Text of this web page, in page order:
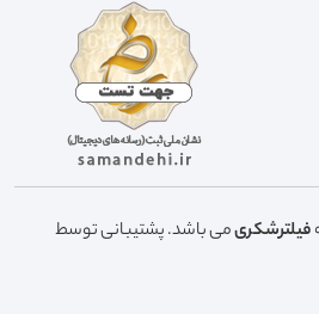
فیلترشکریمی باشد. پشتیبانی توسط